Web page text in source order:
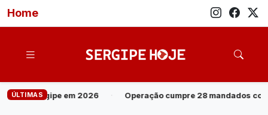
Home
ÚLTIMAS
28 mandados contra grupo investigado por roubo de cargas e